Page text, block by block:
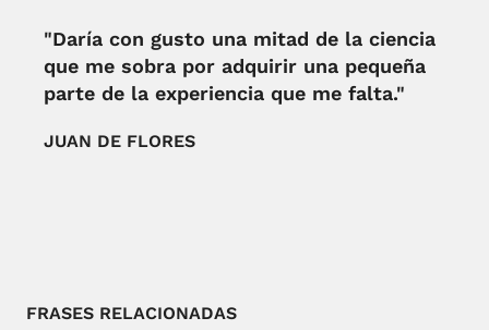
"Daría con gusto una mitad de la ciencia
que me sobra por adquirir una pequeña
parte de la experiencia que me falta."
JUAN DE FLORES
FRASES RELACIONADAS